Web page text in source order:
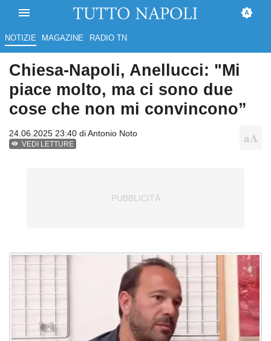
NOTIZIE MAGAZINE RADIO TN
Chiesa-Napoli, Anellucci: "Mi
piace molto, ma ci sono due
cose che non mi convincono”
24.06.2025 23:40 diAntonio Noto
VEDI LETTURE